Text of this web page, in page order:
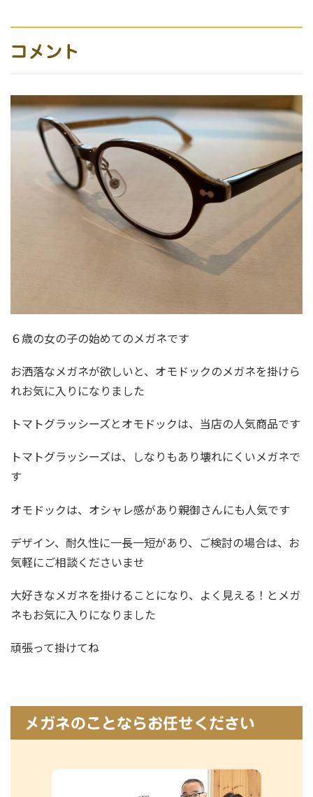
コメント
６歳の女の子の始めてのメガネです
お洒落なメガネが欲しいと、オモドックのメガネを掛けら
れお気に入りになりました
トマトグラッシーズとオモドックは、当店の人気商品です
トマトグラッシーズは、しなりもあり壊れにくいメガネで
す
オモドックは、オシャレ感があり親御さんにも人気です
デザイン、耐久性に一長一短があり、ご検討の場合は、お
気軽にご相談くださいませ
大好きなメガネを掛けることになり、よく見える！とメガ
ネもお気に入りになりました
頑張って掛けてね
メガネのことならお任せください